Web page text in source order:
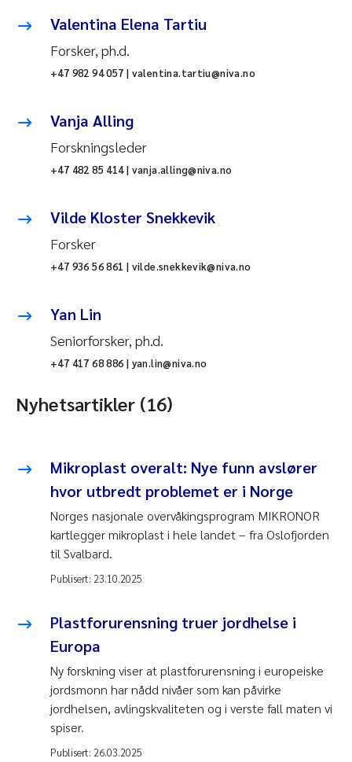
Valentina Elena Tartiu
Forsker, ph.d.
+47 982 94 057 | valentina.tartiu@niva.no
Vanja Alling
Forskningsleder
+47 482 85 414 | vanja.alling@niva.no
Vilde Kloster Snekkevik
Forsker
+47 936 56 861 | vilde.snekkevik@niva.no
Yan Lin
Seniorforsker, ph.d.
+47 417 68 886 | yan.lin@niva.no
Nyhetsartikler (16)
Mikroplast overalt: Nye funn avslører
hvor utbredt problemet er i Norge
Norges nasjonale overvåkingsprogram MIKRONOR
kartlegger mikroplast i hele landet – fra Oslofjorden
til Svalbard.
Publisert: 23.10.2025
Plastforurensning truer jordhelse i
Europa
Ny forskning viser at plastforurensning i europeiske
jordsmonn har nådd nivåer som kan påvirke
jordhelsen, avlingskvaliteten og i verste fall maten vi
spiser.
Publisert: 26.03.2025